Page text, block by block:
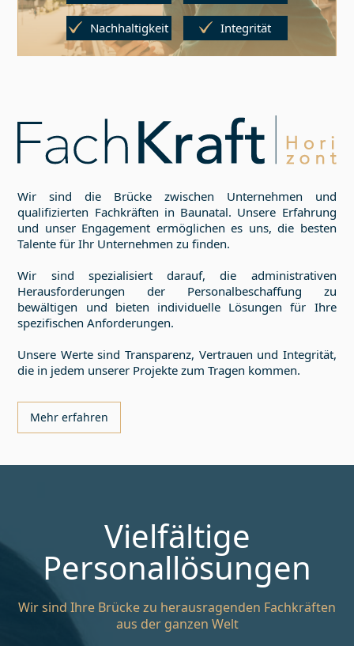
Wir sind die Brücke zwischen Unternehmen und
qualifizierten Fachkräften in Baunatal. Unsere Erfahrung
und unser Engagement ermöglichen es uns, die besten
Talente für Ihr Unternehmen zu finden.
Wir sind spezialisiert darauf, die administrativen
Herausforderungen der Personalbeschaffung zu
bewältigen und bieten individuelle Lösungen für Ihre
spezifischen Anforderungen.
Unsere Werte sind Transparenz, Vertrauen und Integrität,
die in jedem unserer Projekte zum Tragen kommen.
Mehr erfahren
Nachhaltigkeit Integrität
Vielfältige
Personallösungen
Wir sind Ihre Brücke zu herausragenden Fachkräften
aus der ganzen Welt